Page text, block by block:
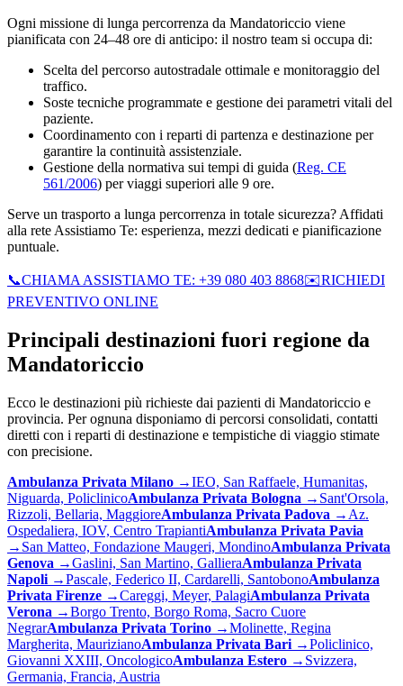
Ogni missione di lunga percorrenza da Mandatoriccio viene
pianificata con 24–48 ore di anticipo: il nostro team si occupa di:
Scelta del percorso autostradale ottimale e monitoraggio del
traffico.
Soste tecniche programmate e gestione dei parametri vitali del
paziente.
Coordinamento con i reparti di partenza e destinazione per
garantire la continuità assistenziale.
Gestione della normativa sui tempi di guida (Reg. CE
561/2006) per viaggi superiori alle 9 ore.
Serve un trasporto a lunga percorrenza in totale sicurezza? Affidati
alla rete Assistiamo Te: esperienza, mezzi dedicati e pianificazione
puntuale.
📞CHIAMA ASSISTIAMO TE: +39 080 403 8868✉️RICHIEDI
PREVENTIVO ONLINE
Principali destinazioni fuori regione da
Mandatoriccio
Ecco le destinazioni più richieste dai pazienti di Mandatoriccio e
provincia. Per ognuna disponiamo di percorsi consolidati, contatti
diretti con i reparti di destinazione e tempistiche di viaggio stimate
con precisione.
Ambulanza Privata Milano →IEO, San Raffaele, Humanitas,
Niguarda, PoliclinicoAmbulanza Privata Bologna → Sant'Orsola,
Rizzoli, Bellaria, MaggioreAmbulanza Privata Padova → Az.
Ospedaliera, IOV, Centro TrapiantiAmbulanza Privata Pavia
→ San Matteo, Fondazione Maugeri, MondinoAmbulanza Privata
Genova →Gaslini, San Martino, GallieraAmbulanza Privata
Napoli →Pascale, Federico II, Cardarelli, SantobonoAmbulanza
Privata Firenze →Careggi, Meyer, PalagiAmbulanza Privata
Verona →Borgo Trento, Borgo Roma, Sacro Cuore
NegrarAmbulanza Privata Torino →Molinette, Regina
Margherita, MaurizianoAmbulanza Privata Bari →Policlinico,
Giovanni XXIII, OncologicoAmbulanza Estero → Svizzera,
Germania, Francia, Austria